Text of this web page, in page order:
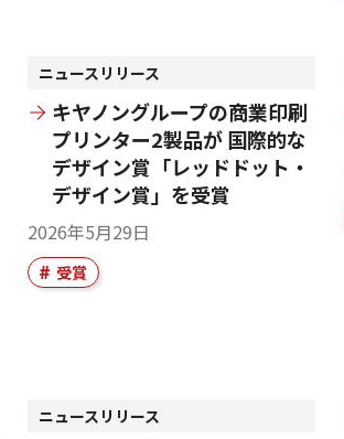
ニュースリリース
キヤノングループの商業印刷
プリンター2製品が 国際的な
デザイン賞「レッドドット・
デザイン賞」を受賞
2026年5月29日
受賞
ニュースリリース